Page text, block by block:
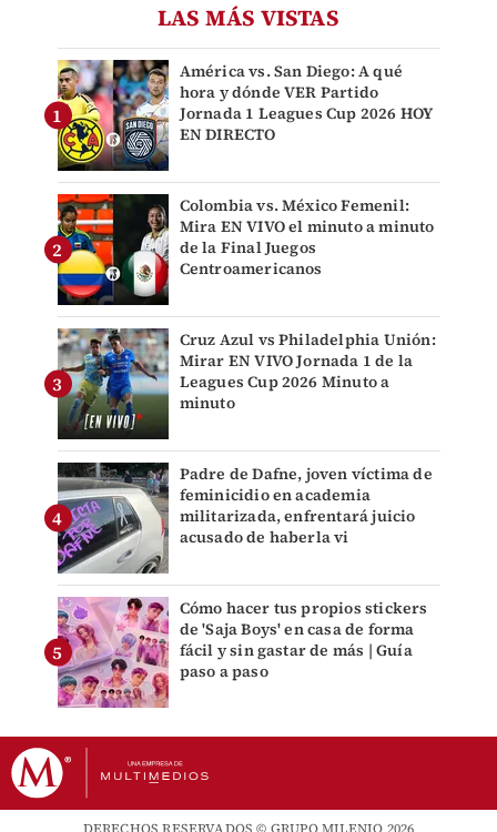
LAS MÁS VISTAS
América vs. San Diego: A qué
hora y dónde VER Partido
Jornada 1 Leagues Cup 2026 HOY
EN DIRECTO
Colombia vs. México Femenil:
Mira EN VIVO el minuto a minuto
de la Final Juegos
Centroamericanos
Cruz Azul vs Philadelphia Unión:
Mirar EN VIVO Jornada 1 de la
Leagues Cup 2026 Minuto a
minuto
Padre de Dafne, joven víctima de
feminicidio en academia
militarizada, enfrentará juicio
acusado de haberla vi
Cómo hacer tus propios stickers
de 'Saja Boys' en casa de forma
fácil y sin gastar de más | Guía
paso a paso
DERECHOS RESERVADOS © GRUPO MILENIO 2026